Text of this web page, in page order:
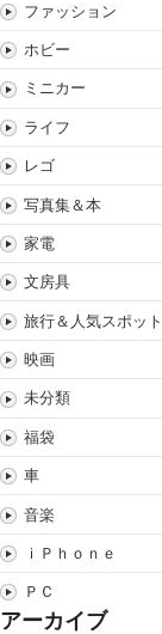
ファッション
ホビー
ミニカー
ライフ
レゴ
写真集＆本
家電
文房具
旅行＆人気スポット
映画
未分類
福袋
車
音楽
ｉＰｈｏｎｅ
ＰＣ
アーカイブ